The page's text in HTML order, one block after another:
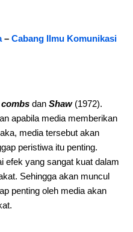
– Cabang Ilmu Komunikasi
dan Shaw(1972).
apabila media memberikan
media tersebut akan
peristiwa itu penting.
efek yang sangat kuat dalam
Sehingga akan muncul
penting oleh media akan